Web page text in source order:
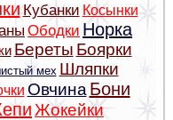
Кубанки Косынки
Ободки Норка
Береты Боярки
мех Шляпки
Овчина Бони
Жокейки